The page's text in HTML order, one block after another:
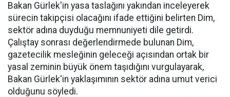
Bakan Gürlek'in yasa taslağını yakından inceleyerek
sürecin takipçisi olacağını ifade ettiğini belirten Dim,
sektör adına duyduğu memnuniyeti dile getirdi.
Çalıştay sonrası değerlendirmede bulunan Dim,
gazetecilik mesleğinin geleceği açısından ortak bir
yasal zeminin büyük önem taşıdığını vurgulayarak,
Bakan Gürlek'in yaklaşımının sektör adına umut verici
olduğunu söyledi.